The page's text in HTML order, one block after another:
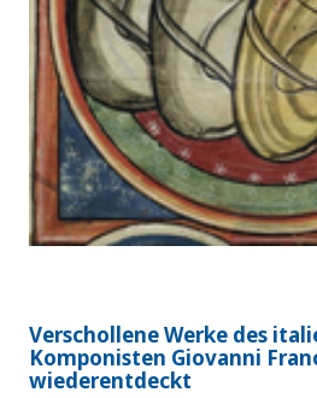
Verschollene Werke des
Komponisten Giovanni
wiederentdeckt